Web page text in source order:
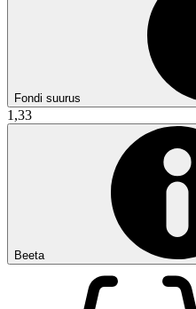
Fondi suurus
1,33
Beeta